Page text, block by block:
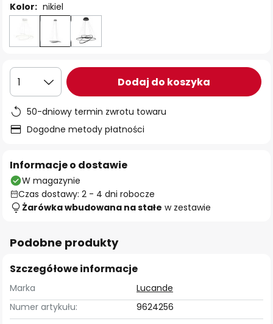
Kolor: nikiel
1 Dodaj do koszyka
50-dniowy termin zwrotu towaru
Dogodne metody płatności
Informacje o dostawie
W magazynie
Czas dostawy: 2 - 4 dni robocze
Żarówka wbudowana na stałe w zestawie
Podobne produkty
Szczegółowe informacje
Marka
Lucande
Numer artykułu:
9624256